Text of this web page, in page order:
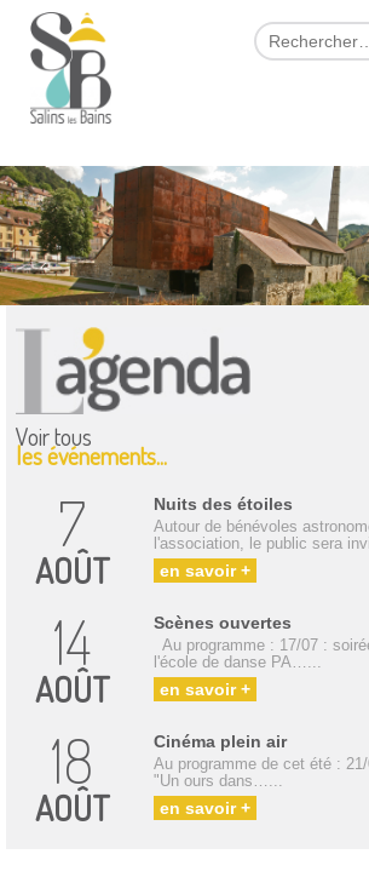
Voir tous
les événements...
7
AOÛT
Nuits des étoiles
Autour de bénévoles
l'association, le public sera
en savoir +
14
AOÛT
Scènes ouvertes
Au programme : 17/07 :
l'école de danse PA…...
en savoir +
18
AOÛT
Cinéma plein air
Au programme de cet été :
"Un ours dans…...
en savoir +